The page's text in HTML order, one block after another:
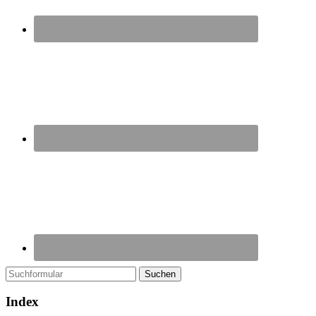
Suchen
Index